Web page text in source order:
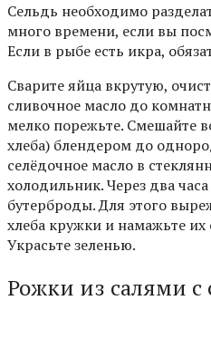
Сельдь необходимо
много времени, если вы
Если в рыбе есть икра,
Сварите яйца вкрутую,
сливочное масло до
мелко порежьте. Смешайте
хлеба) блендером до
селёдочное масло в
холодильник. Через два
бутерброды. Для этого
хлеба кружки и намажьте
Украсьте зеленью.
Рожки из салями с